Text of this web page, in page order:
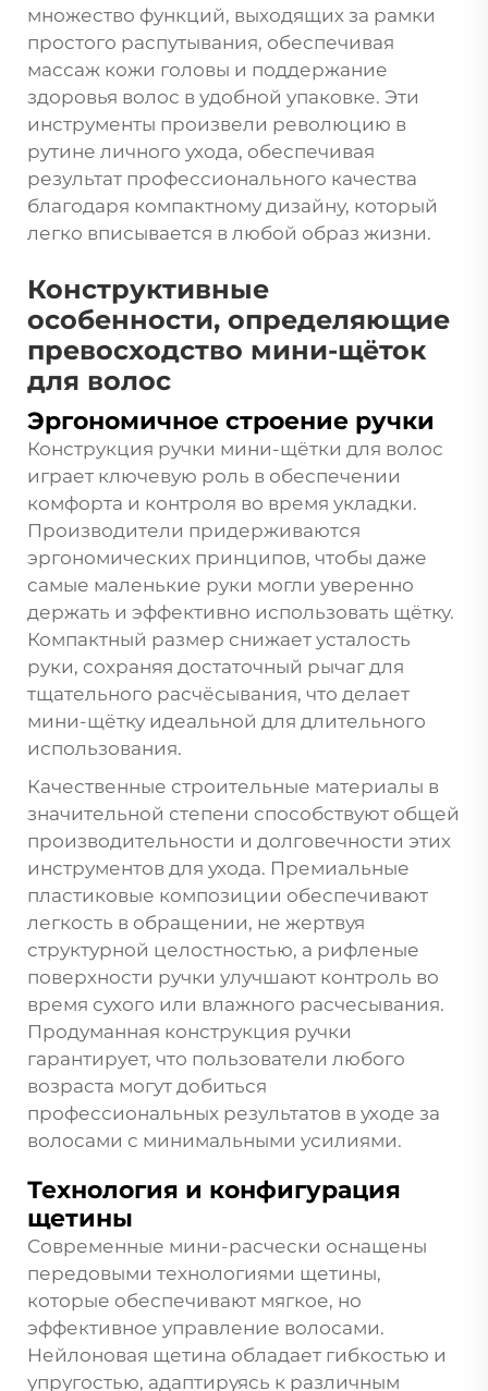
множество функций, выходящих за рамки
простого распутывания, обеспечивая
массаж кожи головы и поддержание
здоровья волос в удобной упаковке. Эти
инструменты произвели революцию в
рутине личного ухода, обеспечивая
результат профессионального качества
благодаря компактному дизайну, который
легко вписывается в любой образ жизни.
Конструктивные
особенности, определяющие
превосходство мини-щёток
для волос
Эргономичное строение ручки
Конструкция ручки мини-щётки для волос
играет ключевую роль в обеспечении
комфорта и контроля во время укладки.
Производители придерживаются
эргономических принципов, чтобы даже
самые маленькие руки могли уверенно
держать и эффективно использовать щётку.
Компактный размер снижает усталость
руки, сохраняя достаточный рычаг для
тщательного расчёсывания, что делает
мини-щётку идеальной для длительного
использования.
Качественные строительные материалы в
значительной степени способствуют общей
производительности и долговечности этих
инструментов для ухода. Премиальные
пластиковые композиции обеспечивают
легкость в обращении, не жертвуя
структурной целостностью, а рифленые
поверхности ручки улучшают контроль во
время сухого или влажного расчесывания.
Продуманная конструкция ручки
гарантирует, что пользователи любого
возраста могут добиться
профессиональных результатов в уходе за
волосами с минимальными усилиями.
Технология и конфигурация
щетины
Современные мини-расчески оснащены
передовыми технологиями щетины,
которые обеспечивают мягкое, но
эффективное управление волосами.
Нейлоновая щетина обладает гибкостью и
упругостью, адаптируясь к различным